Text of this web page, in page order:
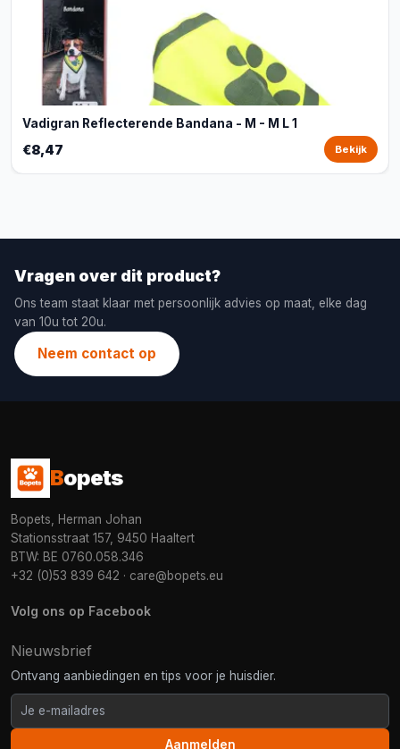
Vadigran Reflecterende Bandana - M - M L 1
€8,47 Bekijk
Vragen over dit product?
Ons team staat klaar met persoonlijk advies op maat, elke dag
van 10u tot 20u.
Neem contact op
Bopets
Bopets, Herman Johan
Stationsstraat 157, 9450 Haaltert
BTW: BE 0760.058.346
+32 (0)53 839 642 · care@bopets.eu
Volg ons op Facebook
Nieuwsbrief
Ontvang aanbiedingen en tips voor je huisdier.
Aanmelden